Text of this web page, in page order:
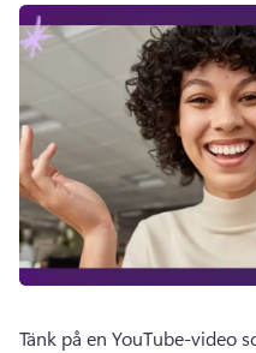
Tänk på en YouTube-video